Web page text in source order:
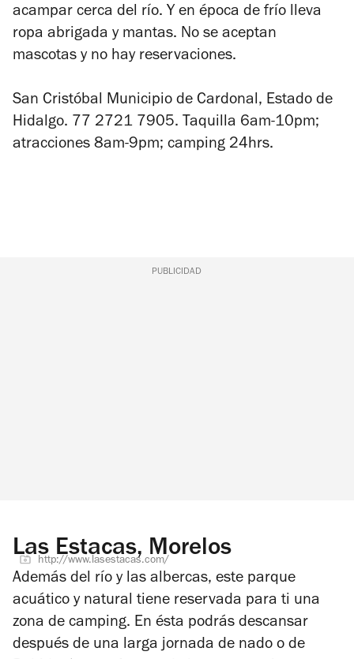
acampar cerca del río. Y en época de frío lleva
ropa abrigada y mantas. No se aceptan
mascotas y no hay reservaciones.
San Cristóbal Municipio de Cardonal, Estado de
Hidalgo. 77 2721 7905. Taquilla 6am-10pm;
atracciones 8am-9pm; camping 24hrs.
PUBLICIDAD
Las Estacas, Morelos
http://www.lasestacas.com/
Además del río y las albercas, este parque
acuático y natural tiene reservada para ti una
zona de camping. En ésta podrás descansar
después de una larga jornada de nado o de